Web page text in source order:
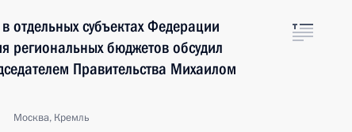
отдельных субъектах Федерации
региональных бюджетов обсудил
Правительства Михаилом
Москва, Кремль